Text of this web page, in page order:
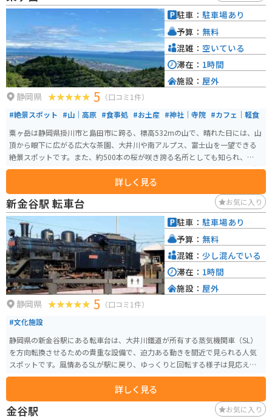
も知られ、鉄道の旅を楽しむ人々にも人気のスポットとなっています。駅舎
内には「合格地蔵尊」が祀られてます。
静岡県 5 （口コミ1件）
#絶景スポット #山｜高原 #食事処 #お土産 #神社｜寺院 #カフェ｜軽食
粟ヶ岳は静岡県掛川市と島田市に跨る、標高532mの山で、晴れた日には、山
頂から眼下に広がる広大な茶園、大井川や南アルプス、富士山を一望できる
絶景スポットです。また、約500本の桜が咲き誇る名所としても知られ、春に
は多くの花見客で賑わいます。阿波々神社が山頂にあり、毎年4月上旬には桜
祭りが開催されることで有名です。頂上にはカフェもあり、景色を見ながら
お茶を楽しんだり、神社の御朱印も手に入れられます。秋のシーズンには紅
葉のトンネル中を車やバイクで走れるのでオススメです。
詳しく見る
駐車： 駐車場あり
予算： 無料
混雑： 空いている
滞在： 1時間
施設： 屋外
新金谷駅 転車台 お気に入り
静岡県 5 （口コミ1件）
#文化施設
静岡県の新金谷駅にある転車台は、大井川鐵道が所有する蒸気機関車（SL）
を方向転換させるための貴重な設備で、迫力ある動きを間近で見られる人気
スポットです。風情あるSLが駅に戻り、ゆっくりと回転する様子は見応え抜
群で、鉄道ファンでなくても楽しめます。イベント時には海外アニメとのコ
ラボ機関車が登場することもあり、話題性も高く、観光の思い出や話のネタ
にもぴったりです。 駅周辺にはお土産屋があり、お弁当の購入も可能で、観
光の合間の休憩にも便利。不定期で開催される整備工場見学ツアーでは、車
詳しく見る
駐車： 駐車場あり
予算： 無料
混雑： 少し混んでいる
滞在： 1時間
施設： 屋外
金谷駅 お気に入り